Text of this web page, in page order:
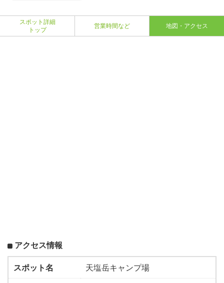
スポット詳細
トップ
営業時間など 地図・アクセス
アクセス情報
スポット名
天塩岳キャンプ場